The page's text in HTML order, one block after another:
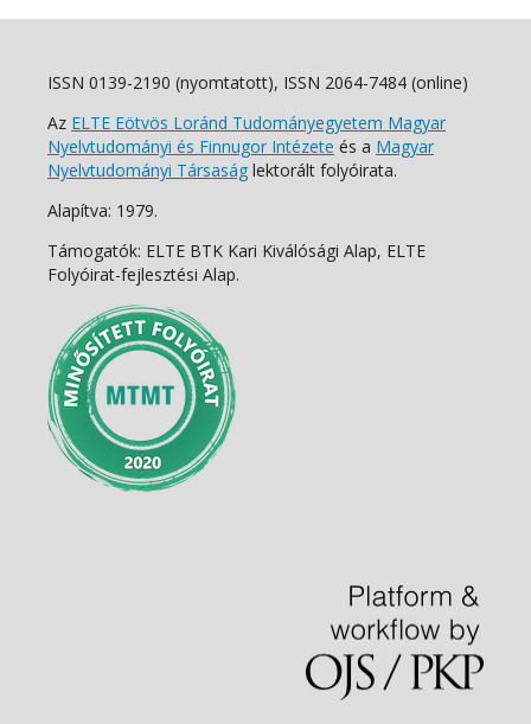
ISSN 0139-2190 (nyomtatott), ISSN 2064-7484 (online)
Az ELTE Eötvös Loránd Tudományegyetem Magyar
Nyelvtudományi és Finnugor Intézete és a Magyar
Nyelvtudományi Társaság lektorált folyóirata.
Alapítva: 1979.
Támogatók: ELTE BTK Kari Kiválósági Alap, ELTE
Folyóirat-fejlesztési Alap.